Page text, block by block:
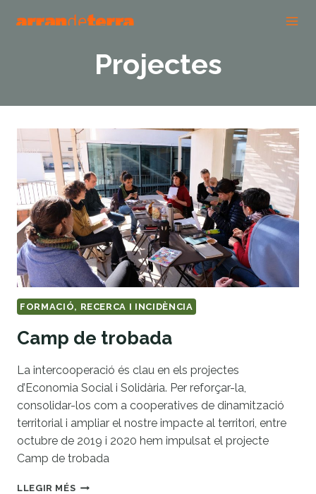
Projectes
FORMACIÓ, RECERCA I INCIDÈNCIA
Camp de trobada
La intercooperació és clau en els projectes
d’Economia Social i Solidària. Per reforçar-la,
consolidar-los com a cooperatives de dinamització
territorial i ampliar el nostre impacte al territori, entre
octubre de 2019 i 2020 hem impulsat el projecte
Camp de trobada
LLEGIR MÉSCAMP